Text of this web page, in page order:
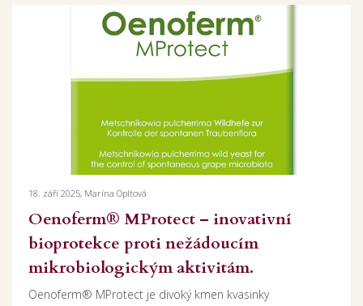
18. září 2025, Marína Opltová
Oenoferm® MProtect – inovativní
bioprotekce proti nežádoucím
mikrobiologickým aktivitám.
Oenoferm® MProtect je divoký kmen kvasinky